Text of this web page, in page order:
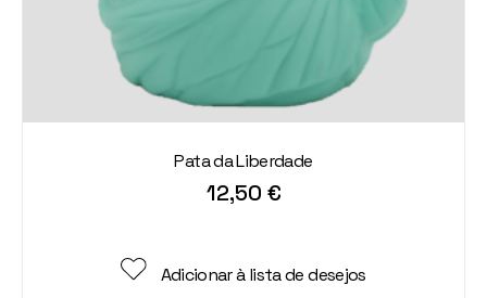
Pata da Liberdade
12,50 €
Adicionar à lista de desejos